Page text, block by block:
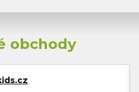
obchody